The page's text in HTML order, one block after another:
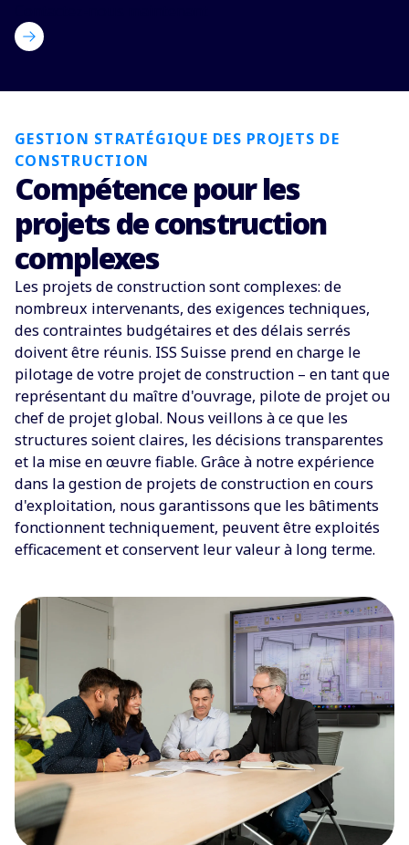
GESTION STRATÉGIQUE DES PROJETS DE
CONSTRUCTION
Compétence pour les
projets de construction
complexes
Les projets de construction sont complexes: de
nombreux intervenants, des exigences techniques,
des contraintes budgétaires et des délais serrés
doivent être réunis. ISS Suisse prend en charge le
pilotage de votre projet de construction – en tant que
représentant du maître d'ouvrage, pilote de projet ou
chef de projet global. Nous veillons à ce que les
structures soient claires, les décisions transparentes
et la mise en œuvre fiable. Grâce à notre expérience
dans la gestion de projets de construction en cours
d'exploitation, nous garantissons que les bâtiments
fonctionnent techniquement, peuvent être exploités
efficacement et conservent leur valeur à long terme.